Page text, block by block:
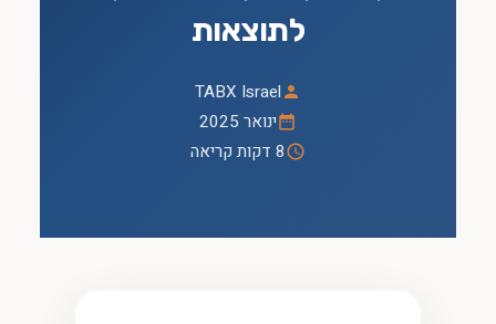
לתוצאות
TABX Israel
ינואר 2025
8 דקות קריאה